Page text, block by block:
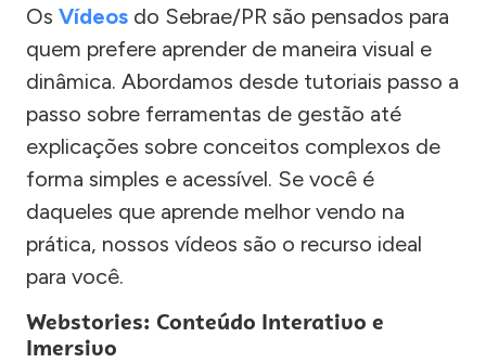
Os Vídeos do Sebrae/PR são pensados para
quem prefere aprender de maneira visual e
dinâmica. Abordamos desde tutoriais passo a
passo sobre ferramentas de gestão até
explicações sobre conceitos complexos de
forma simples e acessível. Se você é
daqueles que aprende melhor vendo na
prática, nossos vídeos são o recurso ideal
para você.
Webstories: Conteúdo Interativo e
Imersivo